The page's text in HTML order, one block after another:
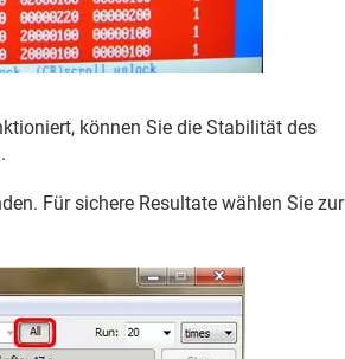
können Sie die Stabilität des
Für sichere Resultate wählen Sie zur